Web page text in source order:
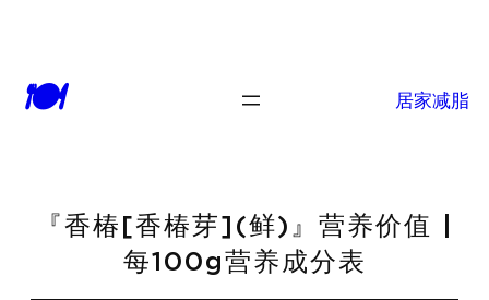
🍽 居家减脂
『香椿[香椿芽](鲜)』营养价值 |
每100g营养成分表